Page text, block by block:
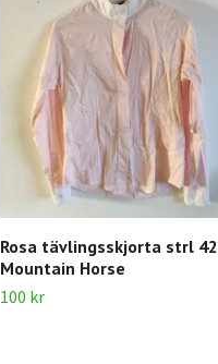
Rosa tävlingsskjorta strl 42
Mountain Horse
100 kr